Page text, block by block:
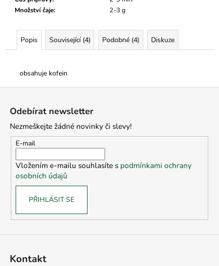
Množství čaje: 2-3 g
Popis Související (4) Podobné (4) Diskuze
obsahuje kofein
Odebírat newsletter
Nezmeškejte žádné novinky či slevy!
E-mail
Vložením e-mailu souhlasíte s podmínkami ochrany
osobních údajů
PŘIHLÁSIT SE
Kontakt